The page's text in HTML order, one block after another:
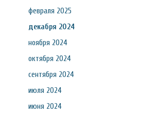
февраля 2025
декабря 2024
ноября 2024
октября 2024
сентября 2024
июля 2024
июня 2024